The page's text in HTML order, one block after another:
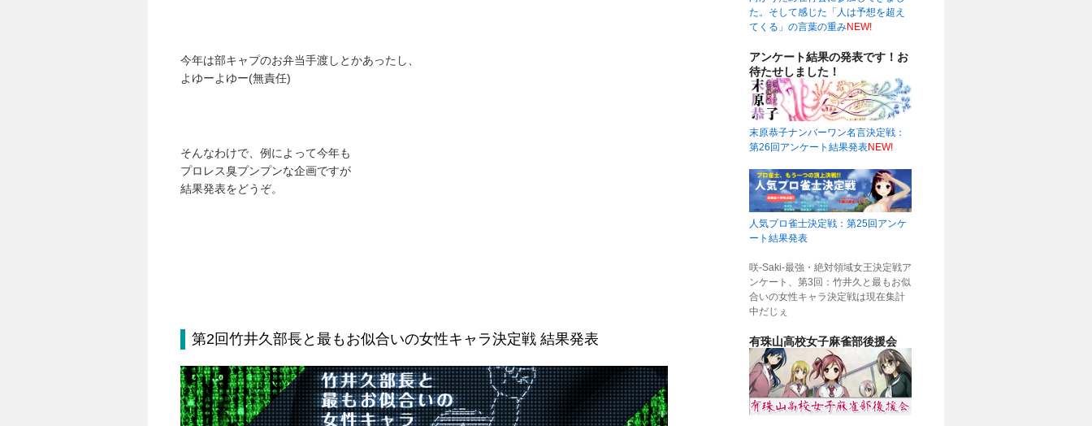
今年は部キャプのお弁当手渡しとかあったし、
よゆーよゆー(無責任)
そんなわけで、例によって今年も
プロレス臭プンプンな企画ですが
結果発表をどうぞ。
第2回竹井久部長と最もお似合いの女性キャラ決定戦 結果発表
た。そして感じた「人は予想を超え
てくる」の言葉の重みNEW!
アンケート結果の発表です！お
待たせしました！
末原恭子ナンバーワン名言決定戦：
第26回アンケート結果発表NEW!
人気プロ雀士決定戦：第25回アンケ
ート結果発表
咲-Saki-最強・絶対領域女王決定戦ア
ンケート、第3回：竹井久と最もお似
合いの女性キャラ決定戦は現在集計
中だじぇ
有珠山高校女子麻雀部後援会